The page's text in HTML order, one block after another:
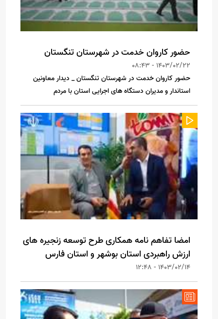
حضور کاروان خدمت در شهرستان تنگستان
1403/02/22 - 08:43
حضور کاروان خدمت در شهرستان تنگستان _ دیدار معاونین
استاندار و مدیران دستگاه های اجرایی استان با مردم
امضا تفاهم نامه همکاری طرح توسعه زنجیره های
ارزش راهبردی استان بوشهر و استان فارس
1403/02/14 - 12:48